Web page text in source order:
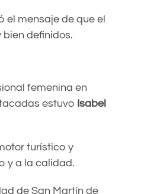
el mensaje de que el
bien definidos.
femenina en
estuvo Isabel
turístico y
y a la calidad.
de San Martín de